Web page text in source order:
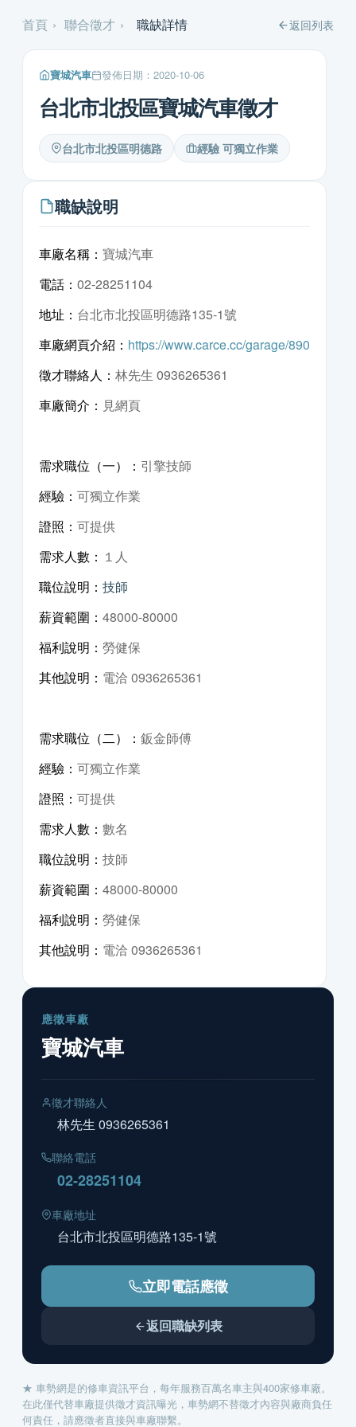
首頁 › 聯合徵才 › 職缺詳情 返回列表
寶城汽車 發佈日期：2020-10-06
台北市北投區寶城汽車徵才
台北市北投區明德路 經驗 可獨立作業
職缺說明
車廠名稱： 寶城汽車
電話： 02-28251104
地址： 台北市北投區明德路135-1號
車廠網頁介紹： https://www.carce.cc/garage/890
徵才聯絡人： 林先生 0936265361
車廠簡介： 見網頁
需求職位（一）： 引擎技師
經驗： 可獨立作業
證照： 可提供
需求人數： １人
職位說明： 技師
薪資範圍： 48000-80000
福利說明： 勞健保
其他說明： 電洽 0936265361
需求職位（二）： 鈑金師傅
經驗： 可獨立作業
證照： 可提供
需求人數： 數名
職位說明： 技師
薪資範圍： 48000-80000
福利說明： 勞健保
其他說明： 電洽 0936265361
應徵車廠
寶城汽車
徵才聯絡人
林先生 0936265361
聯絡電話
02-28251104
車廠地址
台北市北投區明德路135-1號
立即電話應徵
返回職缺列表
★ 車勢網是的修車資訊平台，每年服務百萬名車主與400家修車廠。
在此僅代替車廠提供徵才資訊曝光，車勢網不替徵才內容與廠商負任
何責任，請應徵者直接與車廠聯繫。